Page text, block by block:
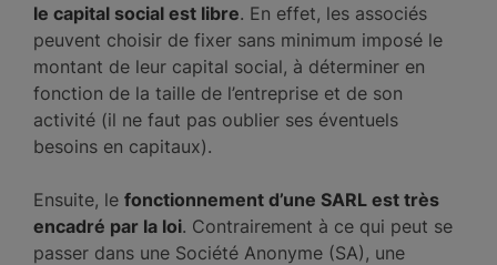
le capital social est libre. En effet, les associés
peuvent choisir de fixer sans minimum imposé le
montant de leur capital social, à déterminer en
fonction de la taille de l’entreprise et de son
activité (il ne faut pas oublier ses éventuels
besoins en capitaux).
Ensuite, le fonctionnement d’une SARL est très
encadré par la loi. Contrairement à ce qui peut se
passer dans une Société Anonyme (SA), une